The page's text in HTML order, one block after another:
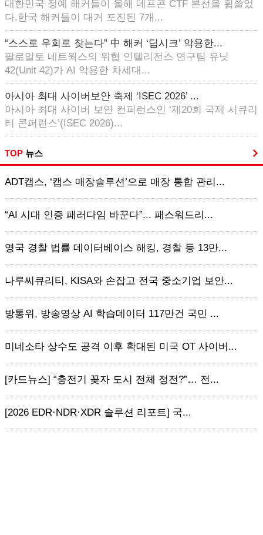
대한민국 정예 해커들이 올해 데프콘 CTF 본선을 휩쓸었
다.한국 해커들이 대거 포진된 7개...
“스스로 우회로 찾는다” 中 해커 ‘딥시크’ 악용한...
팔로알토 네트웍스의 위협 인텔리전스 연구팀 유닛
42(Unit 42)가 AI 악용한 차세대...
아시아 최대 사이버보안 축제 ‘ISEC 2026’ ...
아시아 최대 사이버 보안 컨퍼런스인 ‘제20회 국제 시큐리
티 콘퍼런스’(ISEC 2026)...
TOP 뉴스
ADT캡스, ‘캡스 매장솔루션’으로 매장 통합 관리...
“AI 시대 인증 패러다임 바꾼다”... 패스워드리...
영국 경찰 법률 데이터베이스 해킹, 경찰 등 13만...
나루씨큐리티, KISA와 손잡고 전국 중소기업 보안...
방통위, 방송영상 AI 학습데이터 117만건 국민 ...
미네소타 상수도 공격 이후 확대된 미국 OT 사이버...
[카드뉴스] “충전기 꽂자 도시 전체 정전?”… 전...
[2026 EDR·NDR·XDR 솔루션 리포트] 국...